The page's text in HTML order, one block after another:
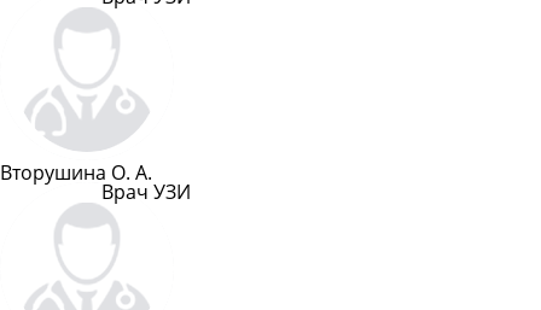
Вторушина О. А.
Врач УЗИ